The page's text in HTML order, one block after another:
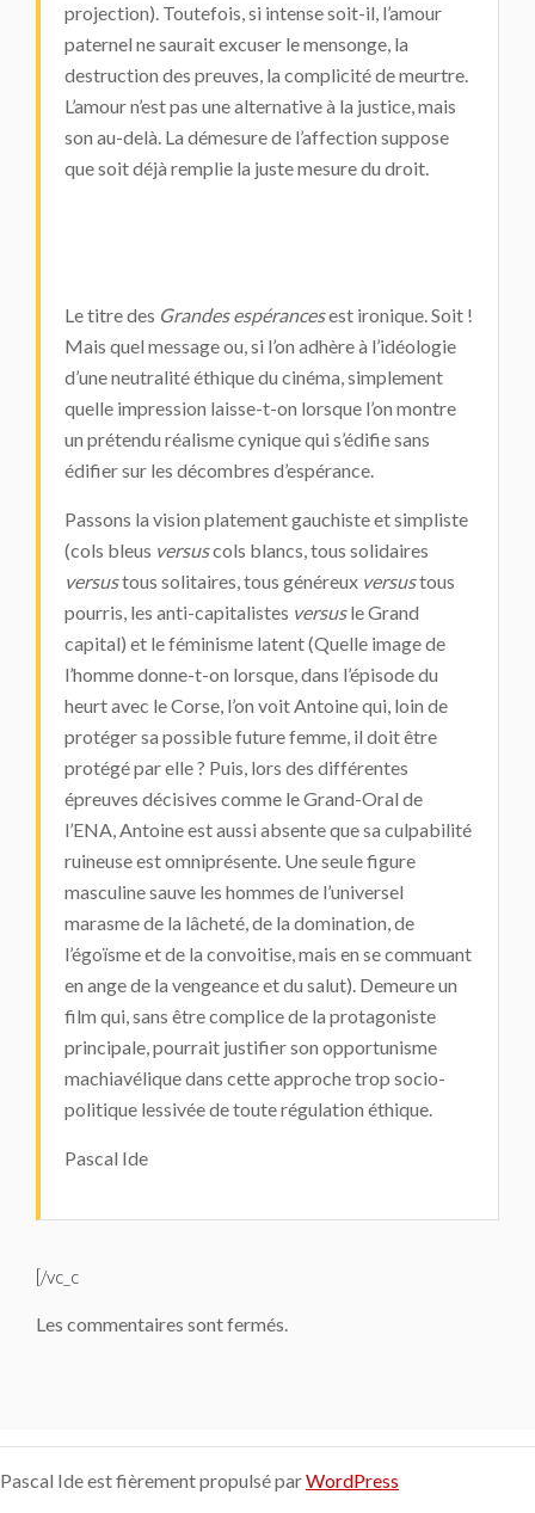
projection). Toutefois, si intense soit-il, l’amour
paternel ne saurait excuser le mensonge, la
destruction des preuves, la complicité de meurtre.
L’amour n’est pas une alternative à la justice, mais
son au-delà. La démesure de l’affection suppose
que soit déjà remplie la juste mesure du droit.
Le titre des Grandes espérancesest ironique. Soit !
Mais quel message ou, si l’on adhère à l’idéologie
d’une neutralité éthique du cinéma, simplement
quelle impression laisse-t-on lorsque l’on montre
un prétendu réalisme cynique qui s’édifie sans
édifier sur les décombres d’espérance.
Passons la vision platement gauchiste et simpliste
(cols bleus versuscols blancs, tous solidaires
versustous solitaires, tous généreux versustous
pourris, les anti-capitalistes versusle Grand
capital) et le féminisme latent (Quelle image de
l’homme donne-t-on lorsque, dans l’épisode du
heurt avec le Corse, l’on voit Antoine qui, loin de
protéger sa possible future femme, il doit être
protégé par elle ? Puis, lors des différentes
épreuves décisives comme le Grand-Oral de
l’ENA, Antoine est aussi absente que sa culpabilité
ruineuse est omniprésente. Une seule figure
masculine sauve les hommes de l’universel
marasme de la lâcheté, de la domination, de
l’égoïsme et de la convoitise, mais en se commuant
en ange de la vengeance et du salut). Demeure un
film qui, sans être complice de la protagoniste
principale, pourrait justifier son opportunisme
machiavélique dans cette approche trop socio-
politique lessivée de toute régulation éthique.
Pascal Ide
[/vc_c
Les commentaires sont fermés.
Pascal Ide est fièrement propulsé parWordPress